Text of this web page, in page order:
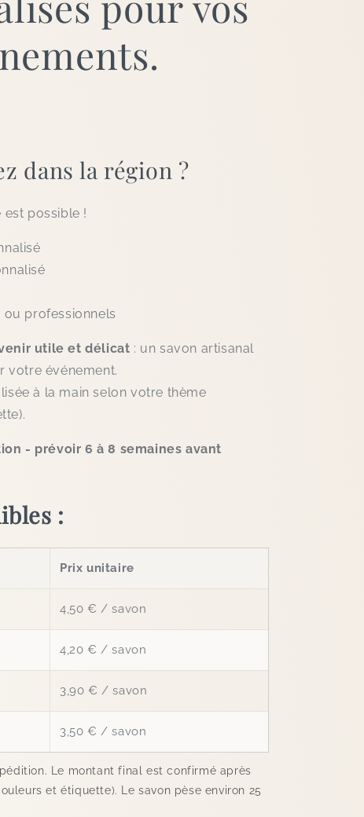
dans la région ?
est possible !
professionnels
utile et délicat : un savon artisanal
votre événement.
à la main selon votre thème
- prévoir 6 à 8 semaines avant
:
Prix unitaire
4,50 € / savon
4,20 € / savon
3,90 € / savon
3,50 € / savon
Le montant final est confirmé après
et étiquette). Le savon pèse environ 25